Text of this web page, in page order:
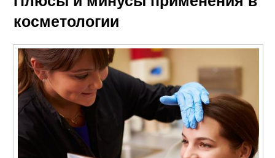
косметологии